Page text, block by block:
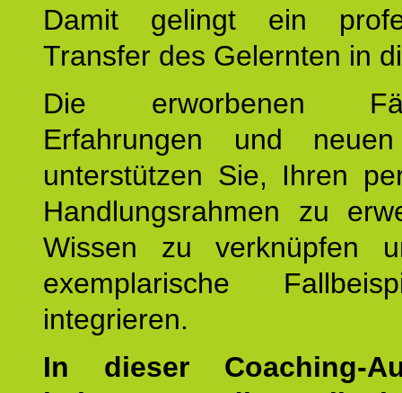
Damit gelingt ein
Transfer des Gelernten in
Die erworbenen
Erfahrungen und
unterstützen Sie, Ihren
Handlungsrahmen zu
Wissen zu verknüpfen
exemplarische
integrieren.
In dieser Coaching-